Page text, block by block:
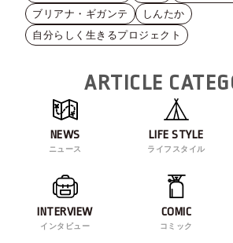
ブリアナ・ギガンテ
しんたか
自分らしく生きるプロジェクト
ARTICLE
NEWS
ニュース
LIFE STYLE
ライフスタイル
INTERVIEW
インタビュー
COMIC
コミック